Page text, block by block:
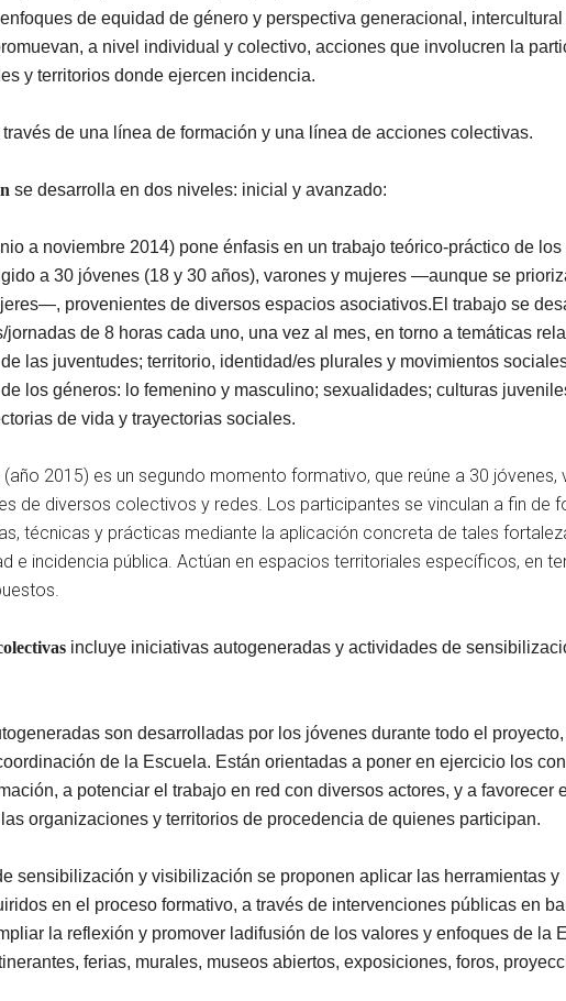
de equidad de género y perspectiva generacional, intercultural
a nivel individual y colectivo, acciones que involucren la
y territorios donde ejercen incidencia.
de una línea de formación y una línea de acciones colectivas.
se desarrolla en dos niveles: inicial y avanzado:
a noviembre 2014) pone énfasis en un trabajo teórico-práctico de los
a 30 jóvenes (18 y 30 años), varones y mujeres —aunque se
provenientes de diversos espacios asociativos.El trabajo se
de 8 horas cada uno, una vez al mes, en torno a temáticas
las juventudes; territorio, identidad/es plurales y movimientos
los géneros: lo femenino y masculino; sexualidades; culturas
de vida y trayectorias sociales.
2015) es un segundo momento formativo, que reúne a 30 jóvenes,
de diversos colectivos y redes. Los participantes se vinculan a fin de
técnicas y prácticas mediante la aplicación concreta de tales
e incidencia pública. Actúan en espacios territoriales específicos, en
incluye iniciativas autogeneradas y actividades de
son desarrolladas por los jóvenes durante todo el
de la Escuela. Están orientadas a poner en ejercicio los
a potenciar el trabajo en red con diversos actores, y a favorecer
organizaciones y territorios de procedencia de quienes participan.
sensibilización y visibilización se proponen aplicar las herramientas y
en el proceso formativo, a través de intervenciones públicas en
la reflexión y promover ladifusión de los valores y enfoques de la
ferias, murales, museos abiertos, exposiciones, foros,